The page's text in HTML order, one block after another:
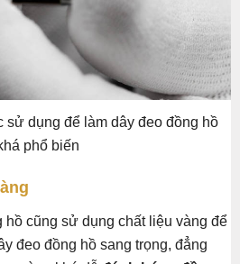
dụng để làm dây đeo đồng hồ
phổ biến
cũng sử dụng chất liệu vàng để
đeo đồng hồ sang trọng, đẳng